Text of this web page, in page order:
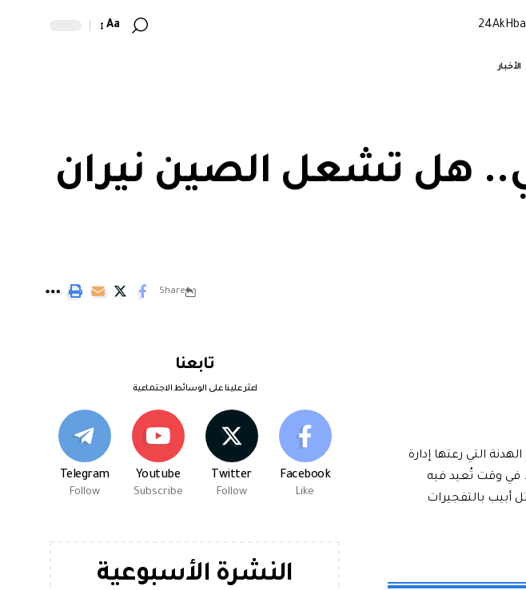
Aa
الأخبار
هل تشعل الصين نيران
Share
التي رعتها إدارة
في وقت تُعيد فيه
أبيب بالتفجيرات
تابعنا
اعثر علينا على الوسائط الاجتماعية
Facebook
Like
Twitter
Follow
Youtube
Subscribe
Telegram
Follow
النشرة الأسبوعية